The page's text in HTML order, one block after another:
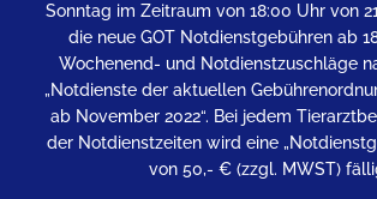
Sonntag im Zeitraum von 18:00 Uhr von
die neue GOT Notdienstgebühren ab
Wochenend- und Notdienstzuschläge
„Notdienste der aktuellen
ab November 2022“. Bei jedem
der Notdienstzeiten wird eine
von 50,- € (zzgl. MWST)